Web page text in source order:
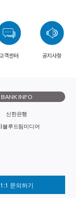
객센터 공지사항
BANK INFO
신한은행
)블루드림미디어
1:1 문의하기